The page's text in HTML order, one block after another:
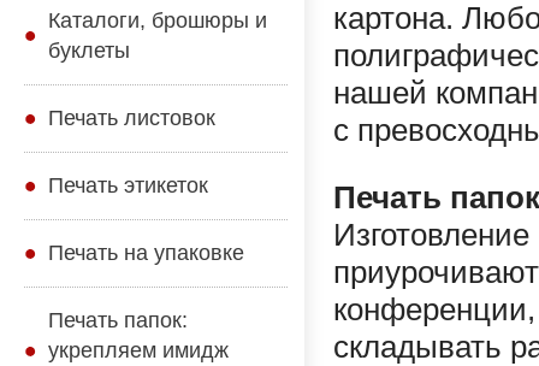
Каталоги, брошюры и
буклеты
Печать листовок
Печать этикеток
Печать на упаковке
Печать папок:
укрепляем имидж
картона.
нашей
с
Печать
складывать